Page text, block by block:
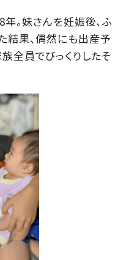
。妹さんを妊娠後、ふ
結果、偶然にも出産予
全員でびっくりしたそ